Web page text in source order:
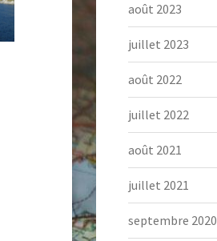
août 2023
juillet 2023
août 2022
juillet 2022
août 2021
juillet 2021
septembre 2020